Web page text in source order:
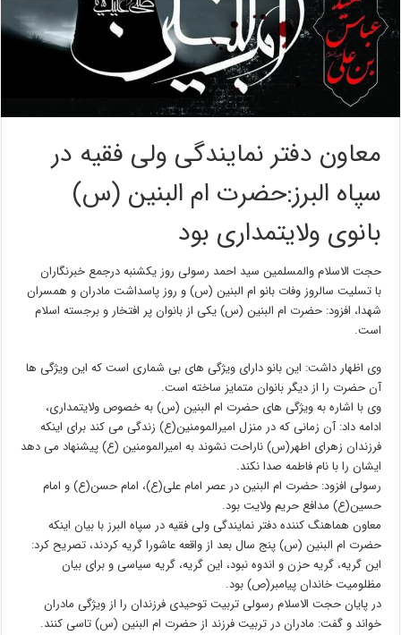
معاون دفتر نمایندگی ولی فقیه در
سپاه البرز:حضرت ام البنین (س)
بانوی ولایتمداری بود
حجت الاسلام والمسلمین سید احمد رسولی روز یکشنبه درجمع خبرنگاران
با تسلیت سالروز وفات بانو ام البنین (س) و روز پاسداشت مادران و همسران
شهدا، افزود: حضرت ام البنین (س) یکی از بانوان پر افتخار و برجسته اسلام
است.
وی اظهار داشت: این بانو دارای ویژگی های بی شماری است که این ویژگی ها
آن حضرت را از دیگر بانوان متمایز ساخته است.
وی با اشاره به ویژگی های حضرت ام البنین (س) به خصوص ولایتمداری،
ادامه داد: آن زمانی که در منزل امیرالمومنین(ع) زندگی می کند برای اینکه
فرزندان زهرای اطهر(س) ناراحت نشوند به امیرالمومنین (ع) پیشنهاد می دهد
ایشان را با نام فاطمه صدا نکند.
رسولی افزود: حضرت ام البنین در عصر امام علی(ع)، امام حسن(ع) و امام
حسین(ع) مدافع حریم ولایت بود.
معاون هماهنگ کننده دفتر نمایندگی ولی فقیه در سپاه البرز با بیان اینکه
حضرت ام البنین (س) پنج سال بعد از واقعه عاشورا گریه کردند، تصریح کرد:
این گریه، گریه حزن و اندوه نبود، این گریه، گریه سیاسی و برای بیان
مظلومیت خاندان پیامبر(ص) بود.
در پایان حجت الاسلام رسولی تربیت توحیدی فرزندان را از ویژگی مادران
خواند و گفت: مادران در تربیت فرزند از حضرت ام البنین (س) تاسی کنند.